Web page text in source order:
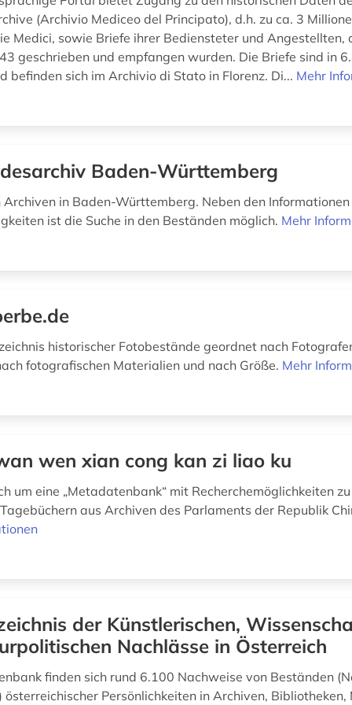
(Archivio Mediceo del Principato), d.h. zu ca. 3
Medici, sowie Briefe ihrer Bediensteter und Angestellten,
geschrieben und empfangen wurden. Die Briefe sind in
befinden sich im Archivio di Stato in Florenz. Di... Mehr
Baden-Württemberg
Archiven in Baden-Württemberg. Neben den
ist die Suche in den Beständen möglich. Mehr
historischer Fotobestände geordnet nach
fotografischen Materialien und nach Größe. Mehr
wen xian cong kan zi liao ku
um eine „Metadatenbank“ mit Recherchemöglichkeiten
aus Archiven des Parlaments der Republik
der Künstlerischen,
Nachlässe in Österreich
finden sich rund 6.100 Nachweise von Beständen
österreichischer Persönlichkeiten in Archiven, Bibliotheken,